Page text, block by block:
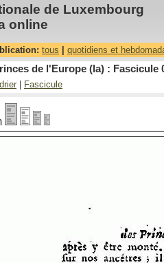
de Luxembourg
online
tous quotidiens et
de l'Europe (la) : Fascicule
Fascicule